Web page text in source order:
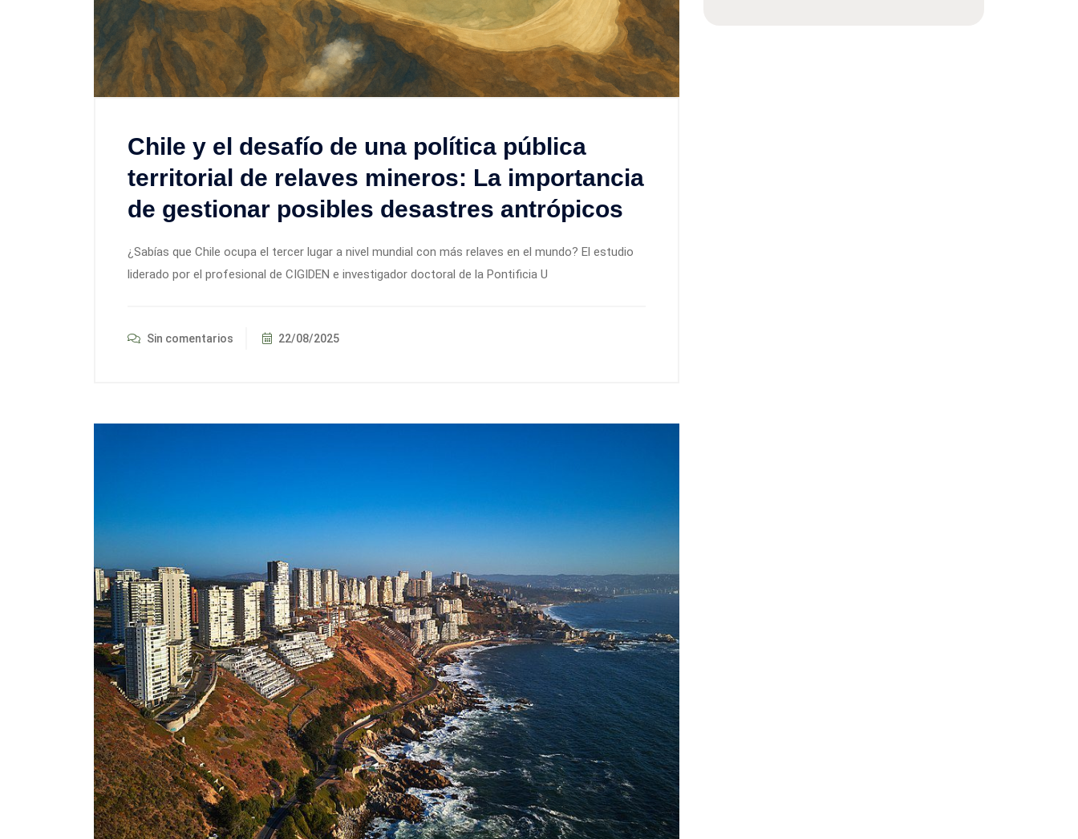
Chile y el desafío de una política pública
territorial de relaves mineros: La importancia
de gestionar posibles desastres antrópicos
¿Sabías que Chile ocupa el tercer lugar a nivel mundial con más relaves en el mundo? El estudio
liderado por el profesional de CIGIDEN e investigador doctoral de la Pontificia U
Sin comentarios 22/08/2025